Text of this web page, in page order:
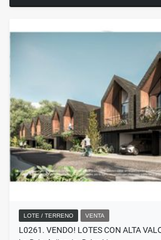
LOTE / TERRENO VENTA
L0261. VENDO! LOTES CON ALTA